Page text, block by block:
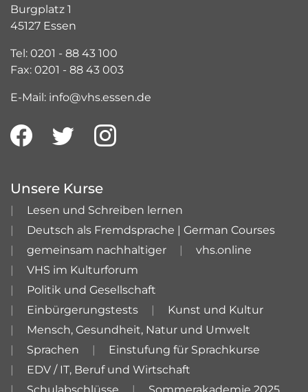
Burgplatz 1
45127 Essen
Tel: 0201 - 88 43 100
Fax: 0201 - 88 43 003
E-Mail: info@vhs.essen.de
Unsere Kurse
Lesen und Schreiben lernen
Deutsch als Fremdsprache | German Courses
gemeinsam nachhaltiger
vhs.online
VHS im Kulturforum
Politik und Gesellschaft
Einbürgerungstests
Kunst und Kultur
Mensch, Gesundheit, Natur und Umwelt
Sprachen
Einstufung für Sprachkurse
EDV / IT, Beruf und Wirtschaft